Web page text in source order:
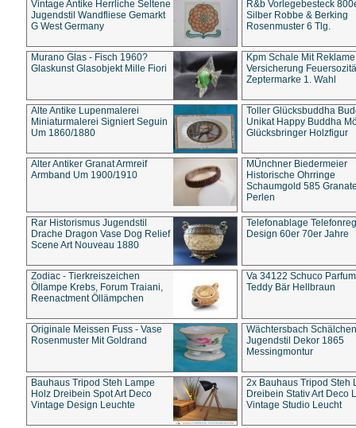
Vintage Antike Herrliche Seltene
Jugendstil Wandfliese Gemarkt
G West Germany
R&b Vorlegebesteck
Silber Robbe & Berking
Rosenmuster 6 Tlg.
Murano Glas - Fisch 1960?
Glaskunst Glasobjekt Mille Fiori
Kpm Schale Mit Reklame
Versicherung
Zeptermarke 1. Wahl
Alte Antike Lupenmalerei
Miniaturmalerei Signiert Seguin
Um 1860/1880
Toller Glücksbuddha
Unikat Happy Buddha
Glücksbringer Holzfigur
Alter Antiker Granat Armreif
Armband Um 1900/1910
MÜnchner Biedermeier
Historische Ohrringe
Schaumgold 585
Perlen
Rar Historismus Jugendstil
Drache Dragon Vase Dog Relief
Scene Art Nouveau 1880
Telefonablage
Design 60er 70er Jahre
Zodiac - Tierkreiszeichen
Öllampe Krebs, Forum Traiani,
Reenactment Öllämpchen
Va 34122 Schuco
Teddy Bär Hellbraun
Originale Meissen Fuss - Vase
Rosenmuster Mit Goldrand
Wächtersbach Schälchen
Jugendstil Dekor 1865
Messingmontur
Bauhaus Tripod Steh Lampe
Holz Dreibein Spot Art Deco
Vintage Design Leuchte
2x Bauhaus Tripod Steh
Dreibein Stativ Art Deco
Vintage Studio Leucht